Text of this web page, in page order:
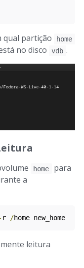
qual partição home
no disco vdb .
home
para
a
r /home new_home
leitura